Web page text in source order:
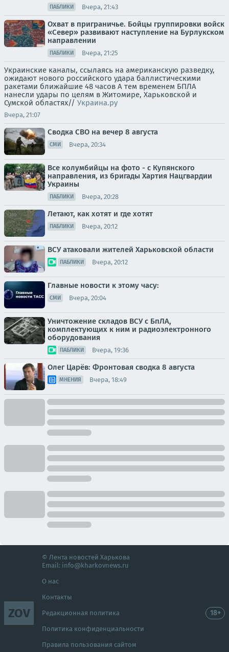
ПАБЛИКИ Вчера, 21:43
Охват в приграничье. Бойцы группировки войск
«Север» развивают наступление на Бурлукском
направлении
ПАБЛИКИ Вчера, 21:25
Украинские каналы, ссылаясь на американскую разведку,
ожидают нового российского удара баллистическими
ракетами ближайшие 48 часов А тем временем БПЛА
нанесли удары по целям в Житомире, Харьковской и
Сумской областях// Украина.ру
Вчера, 21:07
Сводка СВО на вечер 8 августа
СМИ Вчера, 20:34
Все колумбийцы на фото - с Купянского
направления, из бригады Хартия Нацгвардии
Украины
ПАБЛИКИ Вчера, 20:28
Летают, как хотят и где хотят
ПАБЛИКИ Вчера, 20:12
ВСУ атаковали жителей Харьковской области
ПАБЛИКИ Вчера, 20:12
Главные новости к этому часу:
СМИ Вчера, 20:04
Уничтожение складов ВСУ с БпЛА,
комплектующих к ним и радиоэлектронного
оборудования
ПАБЛИКИ Вчера, 19:36
Олег Царёв: Фронтовая сводка 8 августа
МНЕНИЯ Вчера, 18:49
ZOV
© Лента новостей Харькова
Email: info@kharkovnews.ru
О нас
Контакты
Редакционная политика
Политика конфиденциальности
Правила пользования сайтом
18+